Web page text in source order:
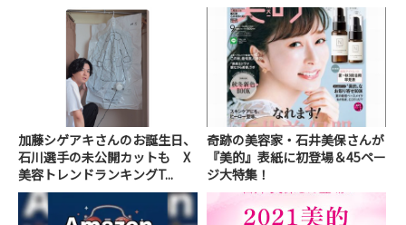
加藤シゲアキさんのお誕生日、
石川選手の未公開カットも X
美容トレンドランキングT...
奇跡の美容家・石井美保さんが
『美的』表紙に初登場＆45ペー
ジ大特集！